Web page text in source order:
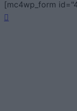
[mc4wp_form